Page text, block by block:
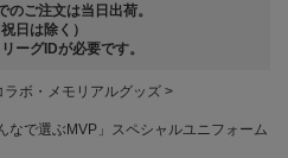
のご注文は当日出荷。
祝日は除く）
ーグIDが必要です。
ラボ・メモリアルグッズ
なで選ぶMVP」スペシャルユニフォーム